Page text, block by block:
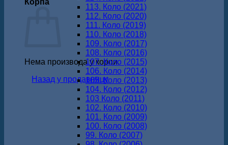
Корпа
Нема производа у корпи.
Назад у продавницу
113. Коло (2021)
112. Коло (2020)
111. Коло (2019)
110. Коло (2018)
109. Коло (2017)
108. Коло (2016)
107. Коло (2015)
106. Коло (2014)
105. Коло (2013)
104. Коло (2012)
103 Коло (2011)
102. Коло (2010)
101. Коло (2009)
100. Коло (2008)
99. Коло (2007)